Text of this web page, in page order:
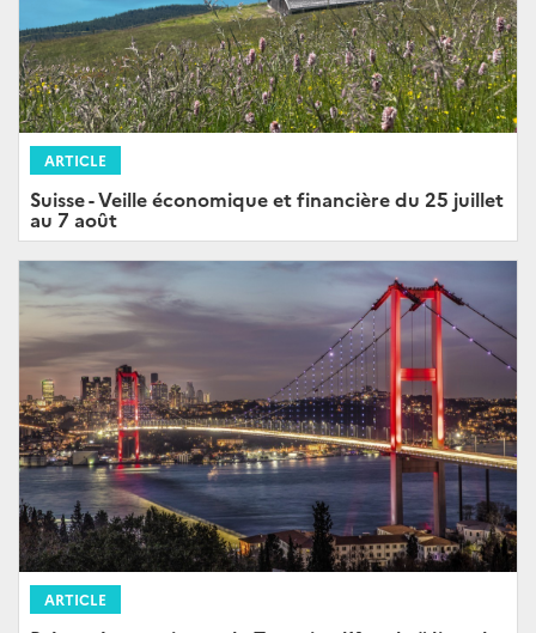
ARTICLE
Suisse - Veille économique et financière du 25 juillet
au 7 août
ARTICLE